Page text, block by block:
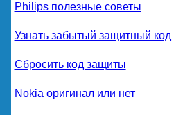
Philips полезные советы
Узнать забытый защитный код
Сбросить код защиты
Nokia оригинал или нет